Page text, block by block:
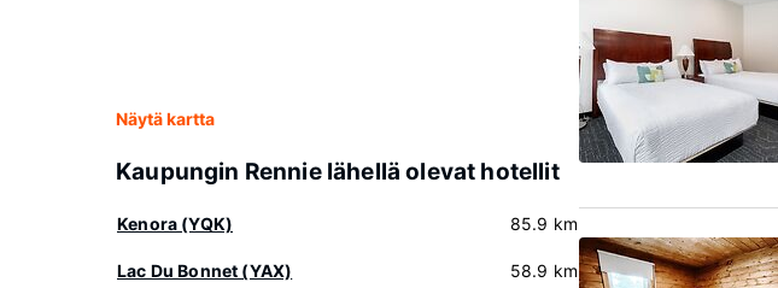
Näytä kartta
Kaupungin Rennie lähellä olevat hotellit
Kenora (YQK) 85.9 km
Lac Du Bonnet (YAX) 58.9 km